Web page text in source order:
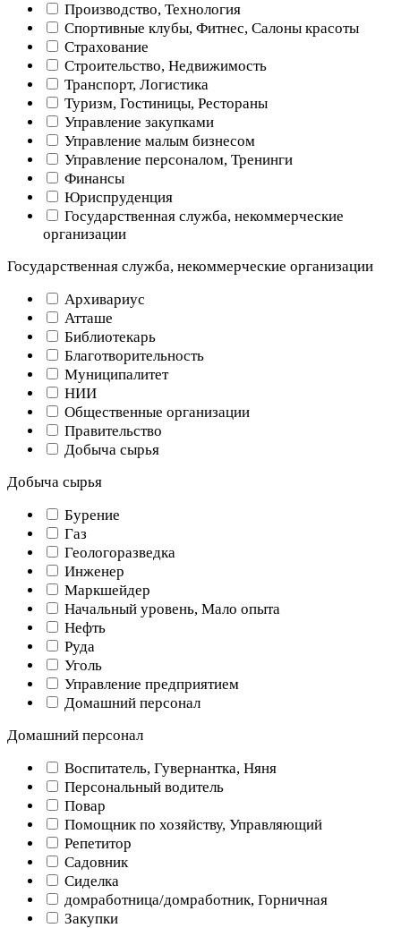
Производство, Технология
Спортивные клубы, Фитнес, Салоны красоты
Страхование
Строительство, Недвижимость
Транспорт, Логистика
Туризм, Гостиницы, Рестораны
Управление закупками
Управление малым бизнесом
Управление персоналом, Тренинги
Финансы
Юриспруденция
Государственная служба, некоммерческие
организации
Государственная служба, некоммерческие организации
Архивариус
Атташе
Библиотекарь
Благотворительность
Муниципалитет
НИИ
Общественные организации
Правительство
Добыча сырья
Добыча сырья
Бурение
Газ
Геологоразведка
Инженер
Маркшейдер
Начальный уровень, Мало опыта
Нефть
Руда
Уголь
Управление предприятием
Домашний персонал
Домашний персонал
Воспитатель, Гувернантка, Няня
Персональный водитель
Повар
Помощник по хозяйству, Управляющий
Репетитор
Садовник
Сиделка
домработница/домработник, Горничная
Закупки